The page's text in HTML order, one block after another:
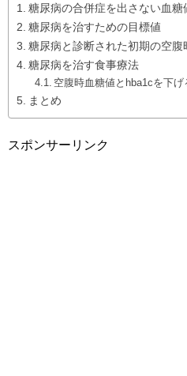
糖尿病の合併症を出さない血
糖尿病を治すための目標値
糖尿病と診断された初期の空
糖尿病を治す食事療法
空腹時血糖値とhba1cを下
まとめ
スポンサーリンク